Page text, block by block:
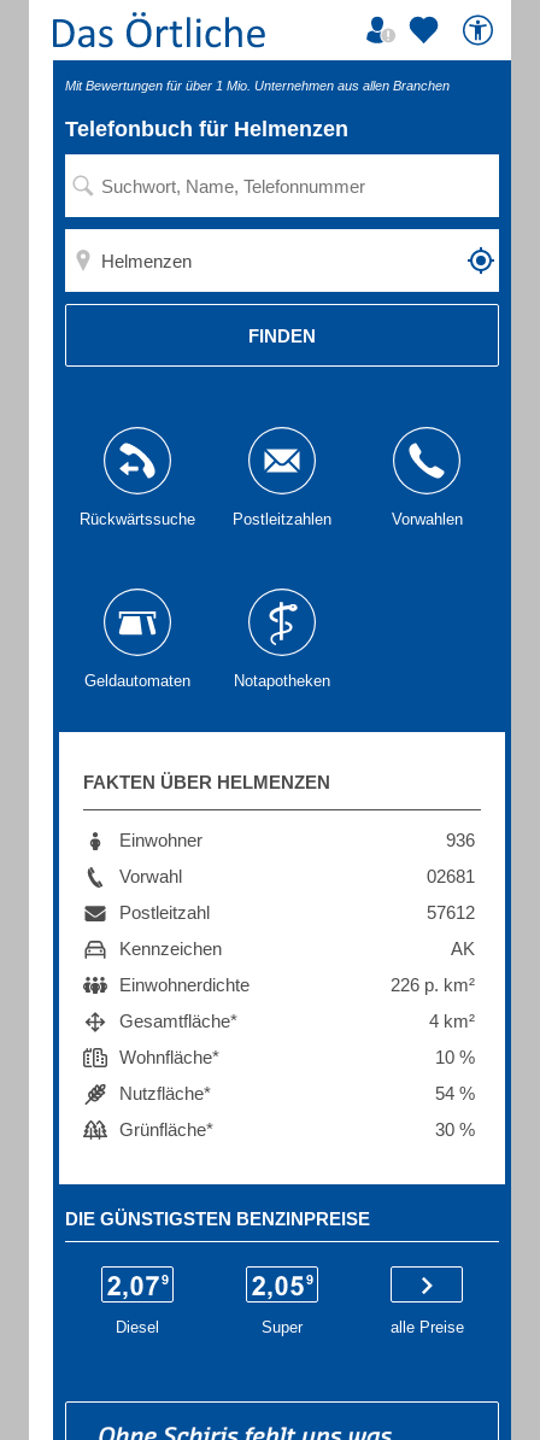
Mit Bewertungen für über 1 Mio. Unternehmen aus allen Branchen
Telefonbuch für Helmenzen
FINDEN
Rückwärtssuche Postleitzahlen Vorwahlen
Geldautomaten Notapotheken
FAKTEN ÜBER HELMENZEN
Einwohner
936
Vorwahl
02681
Postleitzahl
57612
Kennzeichen
AK
Einwohnerdichte
226 p. km²
Gesamtfläche*
4 km²
Wohnfläche*
10 %
Nutzfläche*
54 %
Grünfläche*
30 %
DIE GÜNSTIGSTEN BENZINPREISE
Diesel Super alle Preise